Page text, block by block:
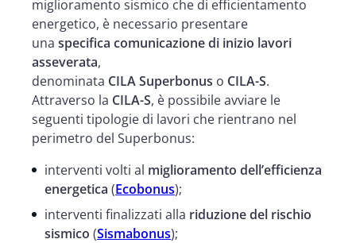
miglioramento sismico che di efficientamento
energetico, è necessario presentare
una specifica comunicazione di inizio lavori
asseverata,
denominata CILA Superbonus o CILA-S.
Attraverso la CILA-S, è possibile avviare le
seguenti tipologie di lavori che rientrano nel
perimetro del Superbonus:
interventi volti al miglioramento dell’efficienza
energetica (Ecobonus);
interventi finalizzati alla riduzione del rischio
sismico (Sismabonus);